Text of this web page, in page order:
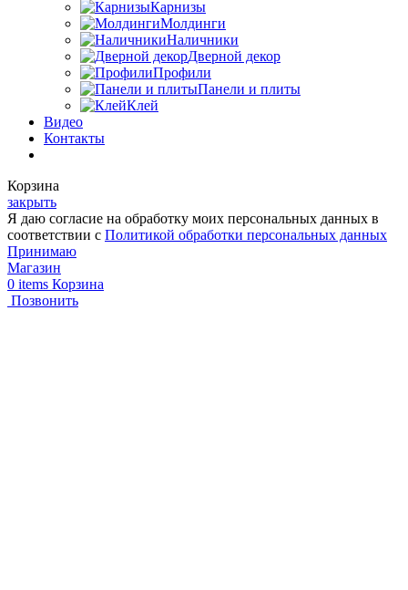
Карнизы
Молдинги
Наличники
Дверной декор
Профили
Панели и плиты
Клей
Видео
Контакты
Корзина
закрыть
Я даю согласие на обработку моих персональных данных в
соответствии с Политикой обработки персональных данных
Принимаю
Магазин
0 items Корзина
Позвонить